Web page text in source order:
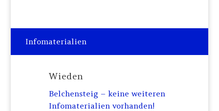
Infomaterialien
Wieden
Belchensteig – keine weiteren
Infomaterialien vorhanden!